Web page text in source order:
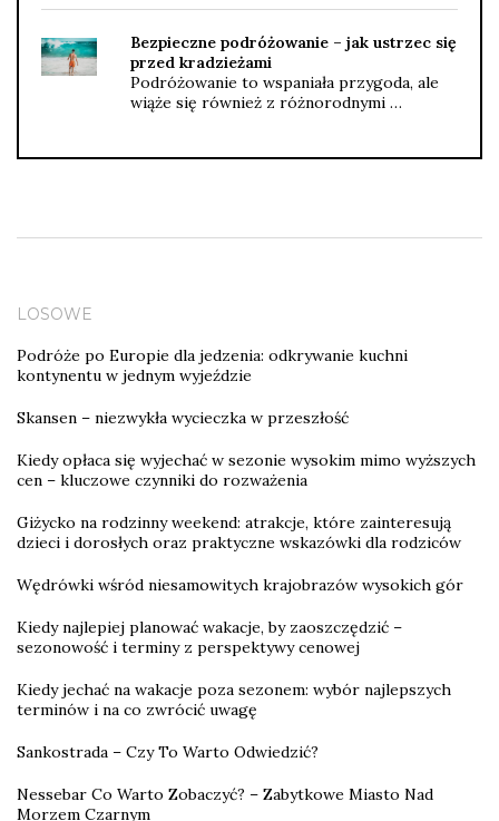
Bezpieczne podróżowanie – jak ustrzec się
przed kradzieżami
Podróżowanie to wspaniała przygoda, ale
wiąże się również z różnorodnymi …
LOSOWE
Podróże po Europie dla jedzenia: odkrywanie kuchni
kontynentu w jednym wyjeździe
Skansen – niezwykła wycieczka w przeszłość
Kiedy opłaca się wyjechać w sezonie wysokim mimo wyższych
cen – kluczowe czynniki do rozważenia
Giżycko na rodzinny weekend: atrakcje, które zainteresują
dzieci i dorosłych oraz praktyczne wskazówki dla rodziców
Wędrówki wśród niesamowitych krajobrazów wysokich gór
Kiedy najlepiej planować wakacje, by zaoszczędzić –
sezonowość i terminy z perspektywy cenowej
Kiedy jechać na wakacje poza sezonem: wybór najlepszych
terminów i na co zwrócić uwagę
Sankostrada – Czy To Warto Odwiedzić?
Nessebar Co Warto Zobaczyć? – Zabytkowe Miasto Nad
Morzem Czarnym